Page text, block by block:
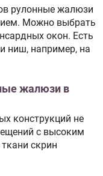
рулонные жалюзи
Можно выбрать
окон. Есть
ниш, например, на
жалюзи в
конструкций не
с высоким
скрин